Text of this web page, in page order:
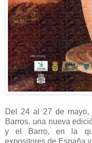
Del 24 al 27 de
Barros, una nueva
y el Barro, en la